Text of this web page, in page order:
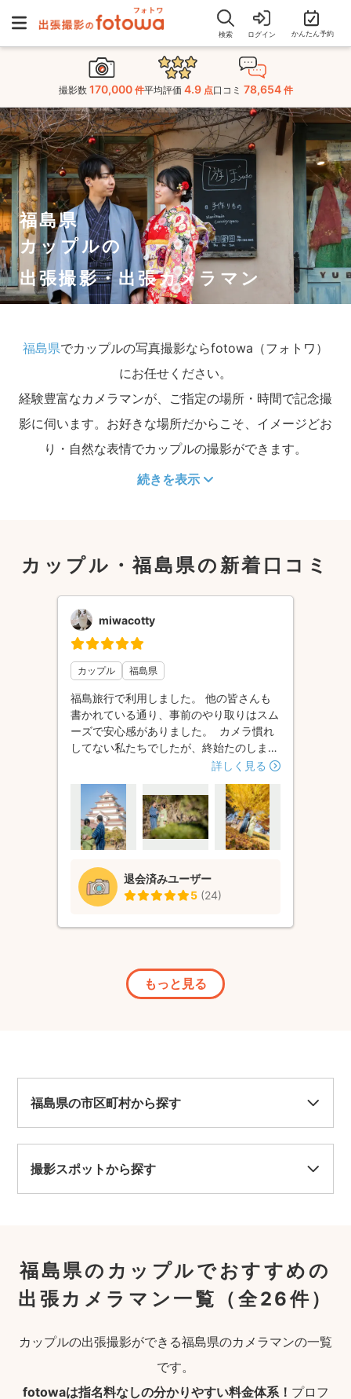
検索 ログイン かんたん予約
撮影数 170,000 件平均評価 4.9 点口コミ 78,654 件
福島県
カップルの
出張撮影・出張カメラマン
福島県でカップルの写真撮影ならfotowa（フォトワ）
にお任せください。
経験豊富なカメラマンが、ご指定の場所・時間で記念撮
影に伺います。お好きな場所だからこそ、イメージどお
り・自然な表情でカップルの撮影ができます。
続きを表示
カップル・福島県の新着口コミ
miwacotty
カップル 福島県
福島旅行で利用しました。 他の皆さんも
書かれている通り、事前のやり取りはスム
ーズで安心感がありました。 カメラ慣れ
してない私たちでしたが、終始たのしませ
てもらいました。 突然寝そべって下から
ところの紅葉を入れてくれたり。 仕上が
りを見て、また思い出し笑いしています(^
^) とても良い想い出になりました♬ また
お願いしたいです。
詳しく見る
退会済みユーザー
5 (24)
もっと見る
福島県の市区町村から探す
撮影スポットから探す
福島県のカップルでおすすめの
出張カメラマン一覧
（全26件）
カップルの出張撮影ができる福島県のカメラマンの一覧
です。
fotowaは指名料なしの分かりやすい料金体系！ プロフ